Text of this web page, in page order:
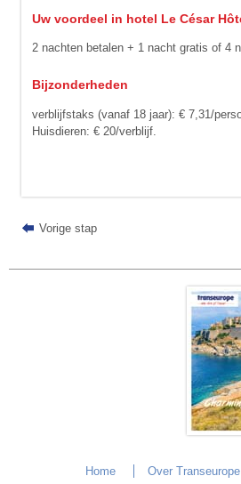
Uw voordeel in hotel Le César
2 nachten betalen + 1 nacht gratis of 4
Bijzonderheden
verblijfstaks (vanaf 18 jaar): € 7,31/
Huisdieren: € 20/verblijf.
Vorige stap
Home Over Transeurope